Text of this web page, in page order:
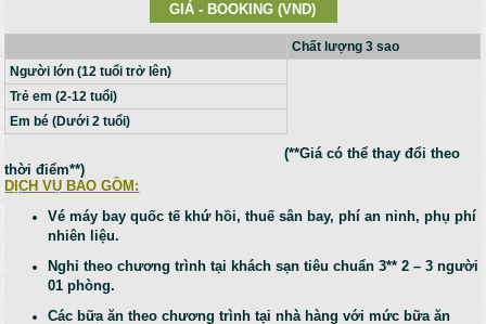
GIÁ - BOOKING (VND)
Chất lượng 3 sao
Người lớn (12 tuổi trở lên)
Trẻ em (2-12 tuổi)
Em bé (Dưới 2 tuổi)
(**Giá có thể thay đổi theo
thời điểm**)
DỊCH VỤ BAO GỒM:
Vé máy bay quốc tế khứ hồi, thuế sân bay, phí an ninh, phụ phí
nhiên liệu.
Nghỉ theo chương trình tại khách sạn tiêu chuẩn 3** 2 – 3 người
01 phòng.
Các bữa ăn theo chương trình tại nhà hàng với mức bữa ăn